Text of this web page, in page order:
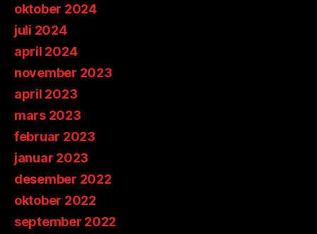
oktober 2024
juli 2024
april 2024
november 2023
april 2023
mars 2023
februar 2023
januar 2023
desember 2022
oktober 2022
september 2022